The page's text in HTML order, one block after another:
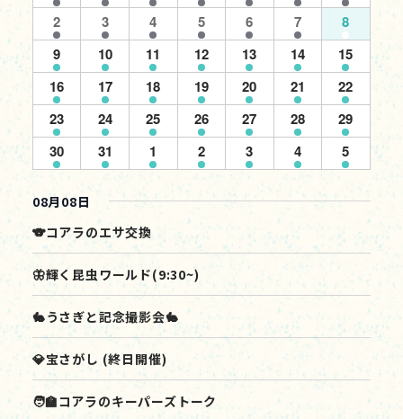
ン
ト
索
し
て
ナ
ビ
ゲ
ー
シ
ョ
ュ
ー
ナ
ゲ
ー
シ
ョ
ン
ー
表
示
選
ン
ト
の
カ
レ
ン
ダ
ー
イ
ベ
ン
ト
イ
ベ
ン
ト
イ
ベ
ン
ト
イ
ベ
ン
ト
イ
ベ
ン
ト
イ
ベ
ン
ト
イ
ベ
ン
ト
7
イ
ベ
ン
ト
2
7
イ
ベ
ン
ト
3
1
イ
ベ
ン
ト
4
7
イ
ベ
ン
ト
5
7
イ
ベ
ン
ト
6
7
イ
ベ
ン
ト
7
7
イ
ベ
ン
ト
8
7
イ
ベ
ン
ト
9
7
イ
ベ
ン
ト
10
7
イ
ベ
ン
ト
11
7
イ
ベ
ン
ト
12
7
イ
ベ
ン
ト
13
7
イ
ベ
ン
ト
14
7
イ
ベ
ン
ト
15
7
イ
ベ
ン
ト
16
7
イ
ベ
ン
ト
17
7
イ
ベ
ン
ト
18
7
イ
ベ
ン
ト
19
7
イ
ベ
ン
ト
20
7
イ
ベ
ン
ト
21
7
イ
ベ
ン
ト
22
7
イ
ベ
ン
ト
23
7
イ
ベ
ン
ト
24
1
イ
ベ
ン
ト
25
5
イ
ベ
ン
ト
26
5
イ
ベ
ン
ト
27
5
イ
ベ
ト
28
5
イ
ベ
ン
ト
29
5
イ
ベ
ン
ト
30
5
イ
ベ
ン
ト
31
1
イ
ベ
ン
ト
1
1
イ
ベ
ン
ト
2
1
イ
ベ
ン
3
1
イ
ベ
ト
4
1
イ
ベ
ン
5
08月08日
🐨コアラのエサ交換
🦋輝く昆虫ワールド(9:30~)
🐇うさぎと記念撮影会🐇
💎宝さがし (終日開催)
🧑‍🏫コアラのキーパーズトーク